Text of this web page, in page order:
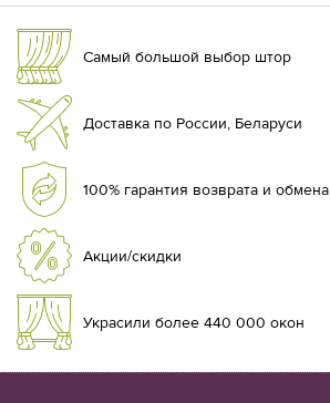
Самый большой выбор штор
Доставка по России, Беларуси
100% гарантия возврата и обмена
Акции/скидки
Украсили более 440 000 окон